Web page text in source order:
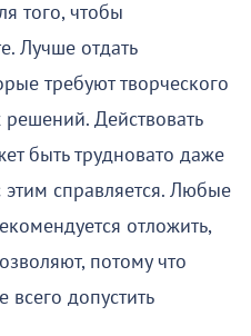
того, чтобы
Лучше отдать
требуют творческого
Действовать
быть трудновато даже
справляется. Любые
отложить,
потому что
всего допустить